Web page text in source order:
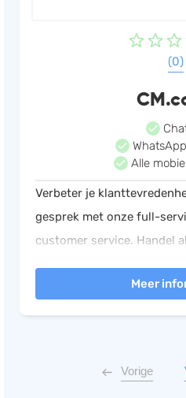
(0)
Alle
Verbeter je
gesprek met onze full-
customer service. Handel
en automatiseer Meer
Vorige